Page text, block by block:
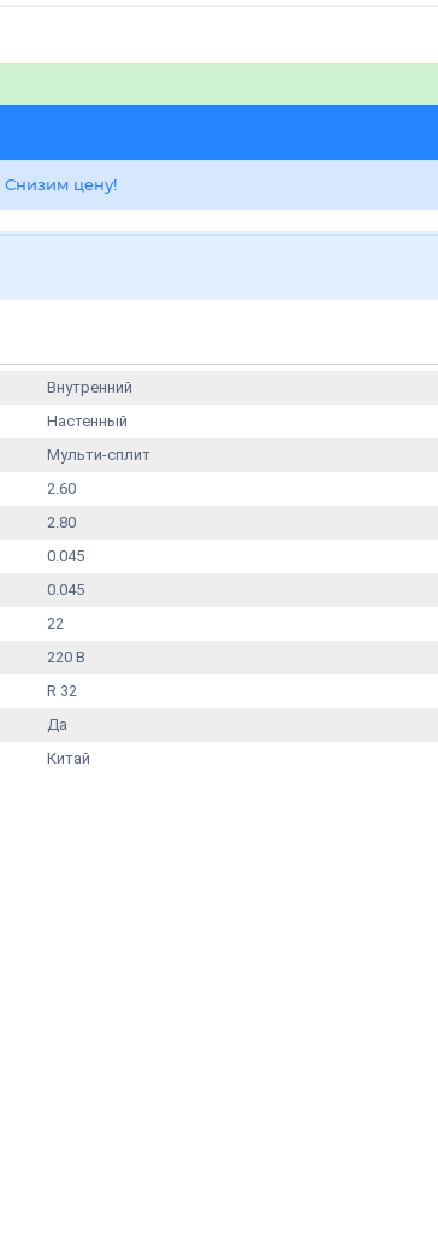
цену!
Внутренний
Настенный
Мульти-сплит
2.60
2.80
0.045
0.045
22
220 В
R 32
Да
Китай